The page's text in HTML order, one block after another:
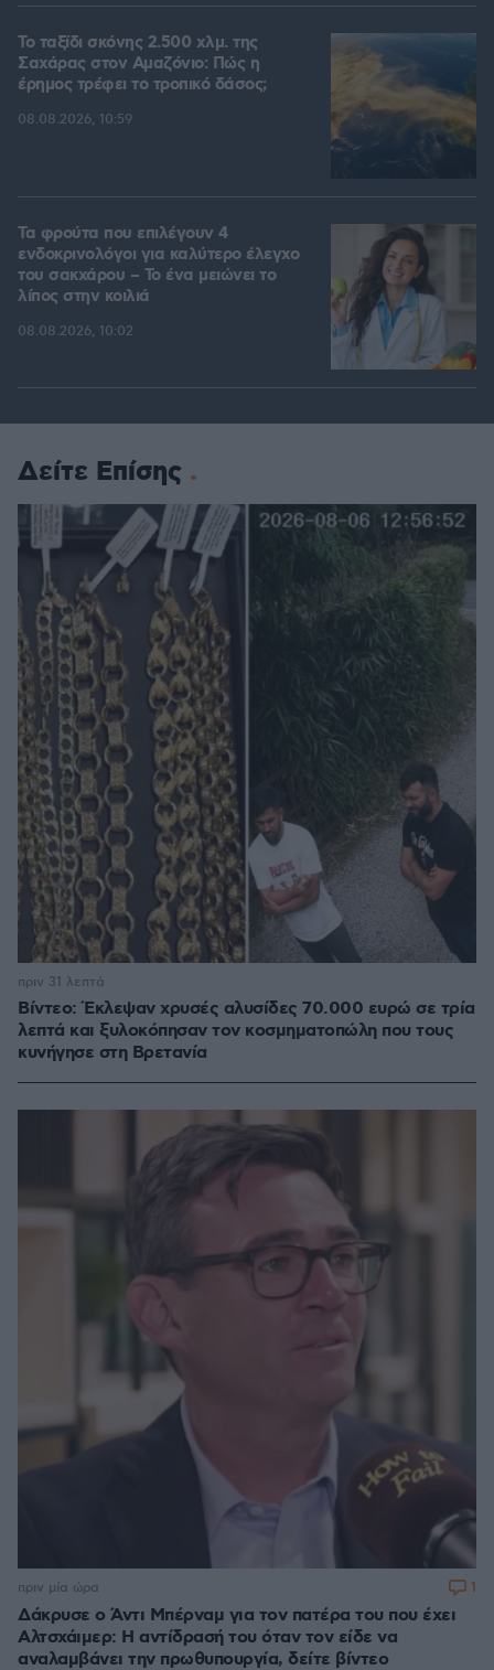
Το ταξίδι σκόνης 2.500 χλμ. της
Σαχάρας στον Αμαζόνιο: Πώς η
έρημος τρέφει το τροπικό δάσος;
08.08.2026, 10:59
Τα φρούτα που επιλέγουν 4
ενδοκρινολόγοι για καλύτερο έλεγχο
του σακχάρου – Το ένα μειώνει το
λίπος στην κοιλιά
08.08.2026, 10:02
Δείτε Επίσης
Βίντεο: Έκλεψαν χρυσές αλυσίδες 70.000 ευρώ σε τρία
λεπτά και ξυλοκόπησαν τον κοσμηματοπώλη που τους
κυνήγησε στη Βρετανία
πριν 31 λεπτά
Δάκρυσε ο Άντι Μπέρναμ για τον πατέρα του που έχει
Αλτσχάιμερ: Η αντίδρασή του όταν τον είδε να
αναλαμβάνει την πρωθυπουργία, δείτε βίντεο
πριν μία ώρα 1